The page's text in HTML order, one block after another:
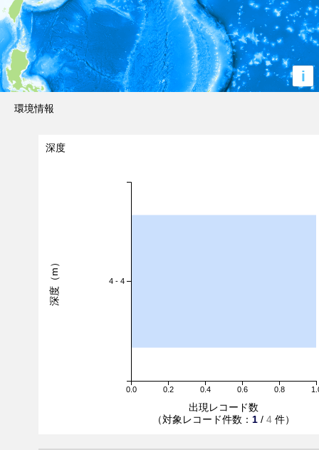
i
環境情報
深度
0.0 0.2 0.4 0.6 0.8
4 - 4
出現レコード数
（対象レコード件数： 1 / 4 件）
深度（m）